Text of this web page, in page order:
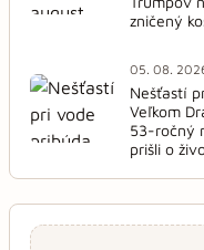
zničený
05. 08.
Nešťastí
Veľkom
53-ročný
prišli o